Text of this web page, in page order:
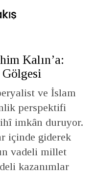
Kalın’a:
Gölgesi
ve İslam
perspektifi
imkân duruyor.
içinde giderek
vadeli millet
kazanımlar